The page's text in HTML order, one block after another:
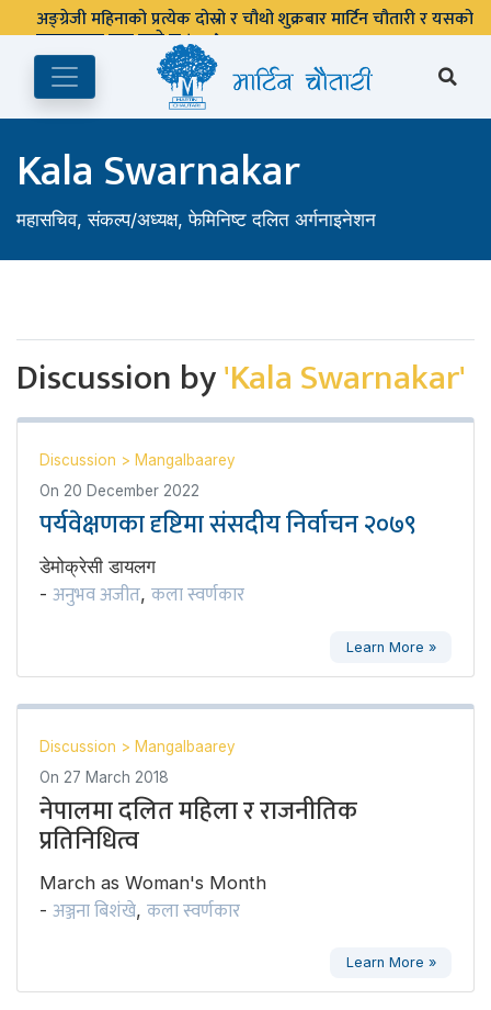
अङ्ग्रेजी महिनाको प्रत्येक दोस्रो र चौथो शुक्रबार मार्टिन चौतारी र यसको
पुस्तकालय बन्द रहने छ ।
Kala Swarnakar
महासचिव, संकल्प/अध्यक्ष, फेमिनिष्ट दलित अर्गनाइनेशन
Discussion by'Kala Swarnakar'
Discussion > Mangalbaarey
On 20 December 2022
पर्यवेक्षणका दृष्टिमा संसदीय निर्वाचन २०७९
डेमोक्रेसी डायलग
- अनुभव अजीत, कला स्वर्णकार
Learn More »
Discussion > Mangalbaarey
On 27 March 2018
नेपालमा दलित महिला र राजनीतिक
प्रतिनिधित्व
March as Woman's Month
- अञ्जना बिशंखे, कला स्वर्णकार
Learn More »